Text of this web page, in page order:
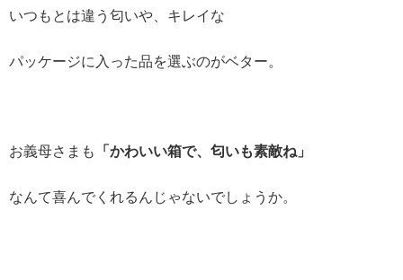
いつもとは違う匂いや、キレイな
パッケージに入った品を選ぶのがベター。
お義母さまも 「かわいい箱で、匂いも素敵ね」
なんて喜んでくれるんじゃないでしょうか。